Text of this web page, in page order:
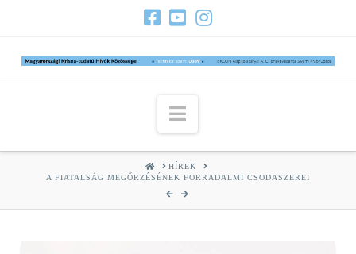
Navigation
HOMEHÍREK
A FIATALSÁG MEGŐRZÉSÉNEK FORRADALMI CSODASZEREI